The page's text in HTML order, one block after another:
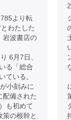
より転
わたした
波書店の
6月7日、
る「総合
ている。
小刻みに
配備された
も初めて
の根幹と